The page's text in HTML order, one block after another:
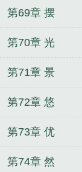
第69章 摆
第70章 光
第71章 景
第72章 悠
第73章 优
第74章 然